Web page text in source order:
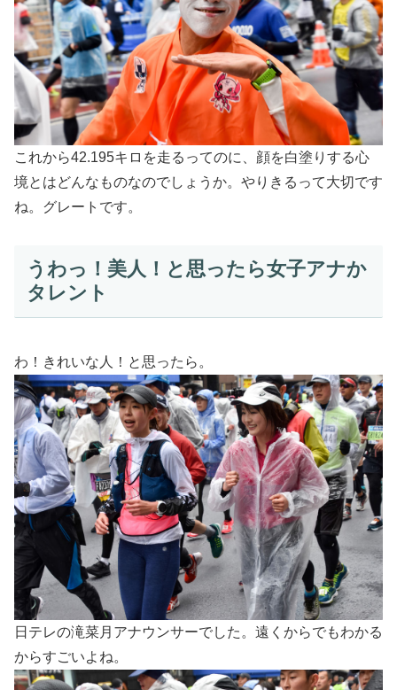
これから42.195キロを走るってのに、顔を白塗りする心
境とはどんなものなのでしょうか。やりきるって大切です
ね。グレートです。
うわっ！美人！と思ったら女子アナか
タレント
わ！きれいな人！と思ったら。
日テレの滝菜月アナウンサーでした。遠くからでもわかる
からすごいよね。